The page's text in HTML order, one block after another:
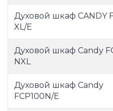
Духовой шкаф CANDY
XL/E
Духовой шкаф Candy
NXL
Духовой шкаф Candy
FCP100N/E